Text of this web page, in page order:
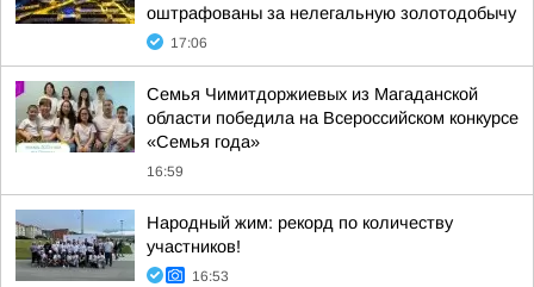
оштрафованы за нелегальную золотодобычу
17:06
Семья Чимитдоржиевых из Магаданской
области победила на Всероссийском конкурсе
«Семья года»
16:59
Народный жим: рекорд по количеству
участников!
16:53